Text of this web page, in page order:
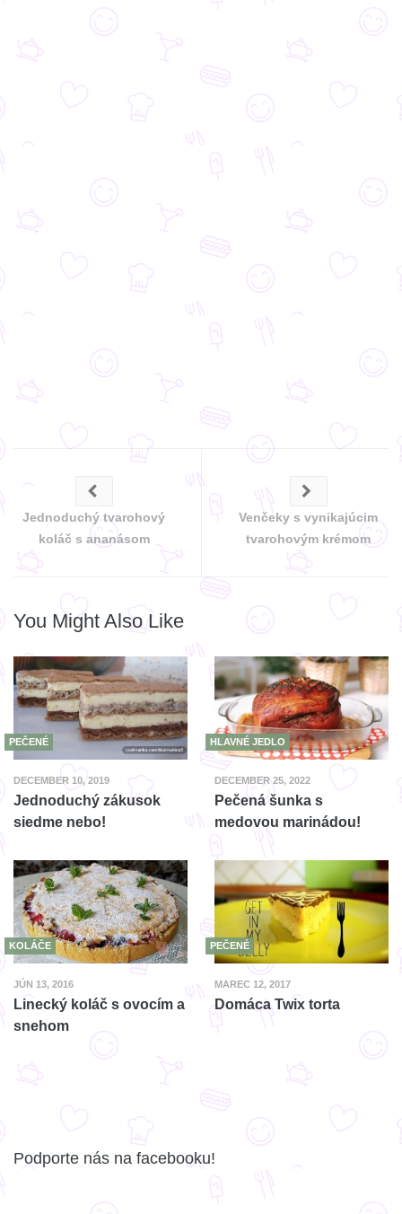
Jednoduchý tvarohový
koláč s ananásom
Venčeky s vynikajúcim
tvarohovým krémom
You Might Also Like
PEČENÉ
DECEMBER 10, 2019
Jednoduchý zákusok
siedme nebo!
HLAVNÉ JEDLO
DECEMBER 25, 2022
Pečená šunka s
medovou marinádou!
KOLÁČE
JÚN 13, 2016
Linecký koláč s ovocím a
snehom
PEČENÉ
MAREC 12, 2017
Domáca Twix torta
Podporte nás na facebooku!